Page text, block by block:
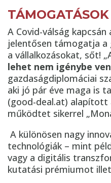
TÁMOGATÁSOK
A Covid-válság
jelentősen támogatja a
a vállalkozásokat, sőt!
lehet nem igénybe
gazdaságdiplomáciai
aki jó pár éve maga is
(good-deal.at) alapított
működtet sikerrel
A különösen nagy
technológiák – mint
vagy a digitális
kutatási prémiumot